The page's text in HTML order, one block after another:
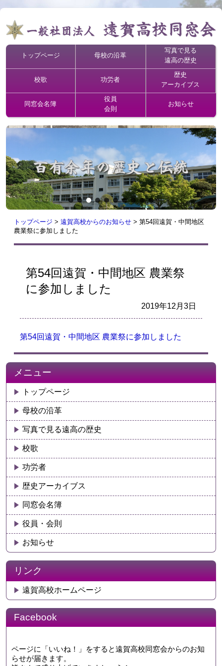
トップページ 母校の沿革
写真で見る
遠高の歴史
校歌 功労者
歴史
アーカイブス
同窓会名簿
役員
会則
お知らせ
トップページ > 遠賀高校からのお知らせ > 第54回遠賀・中間地区
農業祭に参加しました
第54回遠賀・中間地区 農業祭
に参加しました
2019年12月3日
第54回遠賀・中間地区 農業祭に参加しました
メニュー
トップページ
母校の沿革
写真で見る遠高の歴史
校歌
功労者
歴史アーカイブス
同窓会名簿
役員・会則
お知らせ
リンク
遠賀高校ホームページ
Facebook
ページに「いいね！」をすると遠賀高校同窓会からのお知
らせが届きます。